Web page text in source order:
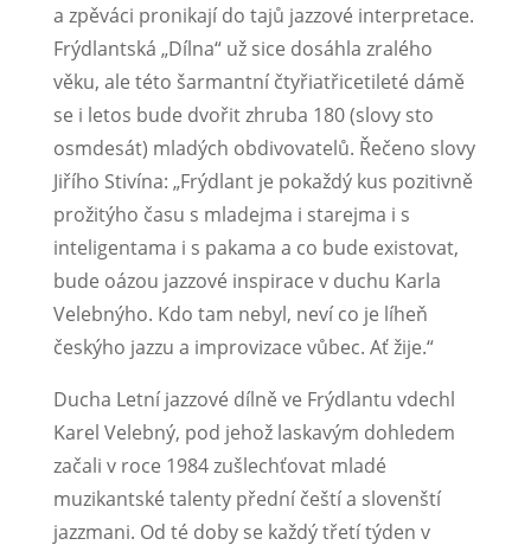
a zpěváci pronikají do tajů jazzové interpretace.
Frýdlantská „Dílna“ už sice dosáhla zralého
věku, ale této šarmantní čtyřiatřicetileté dámě
se i letos bude dvořit zhruba 180 (slovy sto
osmdesát) mladých obdivovatelů. Řečeno slovy
Jiřího Stivína: „Frýdlant je pokaždý kus pozitivně
prožitýho času s mladejma i starejma i s
inteligentama i s pakama a co bude existovat,
bude oázou jazzové inspirace v duchu Karla
Velebnýho. Kdo tam nebyl, neví co je líheň
českýho jazzu a improvizace vůbec. Ať žije.“
Ducha Letní jazzové dílně ve Frýdlantu vdechl
Karel Velebný, pod jehož laskavým dohledem
začali v roce 1984 zušlechťovat mladé
muzikantské talenty přední čeští a slovenští
jazzmani. Od té doby se každý třetí týden v